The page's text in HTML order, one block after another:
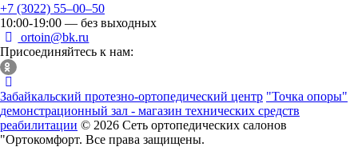
+7 (3022) 55‒00‒50
10:00-19:00 — без выходных
ortoin@bk.ru
Присоединяйтесь к нам:
Забайкальский протезно-ортопедический центр "Точка опоры"
демонстрационный зал - магазин технических средств
реабилитации © 2026 Сеть ортопедических салонов
"Ортокомфорт. Все права защищены.